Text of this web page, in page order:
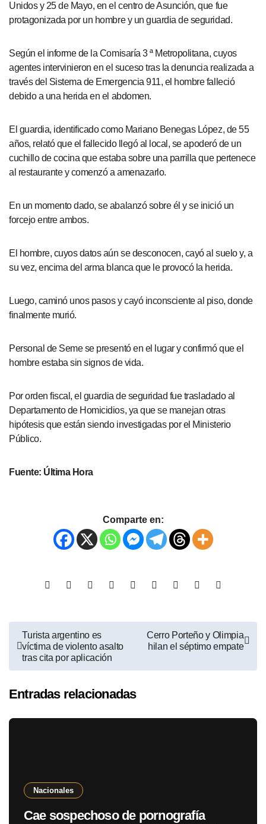
Unidos y 25 de Mayo, en el centro de Asunción, que fue
protagonizada por un hombre y un guardia de seguridad.
Según el informe de la Comisaría 3 ª Metropolitana, cuyos
agentes intervinieron en el suceso tras la denuncia realizada a
través del Sistema de Emergencia 911, el hombre falleció
debido a una herida en el abdomen.
El guardia, identificado como Mariano Benegas López, de 55
años, relató que el fallecido llegó al local, se apoderó de un
cuchillo de cocina que estaba sobre una parrilla que pertenece
al restaurante y comenzó a amenazarlo.
En un momento dado, se abalanzó sobre él y se inició un
forcejo entre ambos.
El hombre, cuyos datos aún se desconocen, cayó al suelo y, a
su vez, encima del arma blanca que le provocó la herida.
Luego, caminó unos pasos y cayó inconsciente al piso, donde
finalmente murió.
Personal de Seme se presentó en el lugar y confirmó que el
hombre estaba sin signos de vida.
Por orden fiscal, el guardia de seguridad fue trasladado al
Departamento de Homicidios, ya que se manejan otras
hipótesis que están siendo investigadas por el Ministerio
Público.
Fuente: Última Hora
Comparte en:
Turista argentino es
víctima de violento asalto
tras cita por aplicación
Cerro Porteño y Olimpia
hilan el séptimo empate
Entradas relacionadas
Nacionales
Cae sospechoso de pornografía